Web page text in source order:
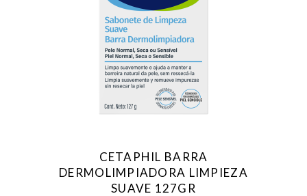
CETAPHIL BARRA
DERMOLIMPIADORA LIMPIEZA
SUAVE 127GR